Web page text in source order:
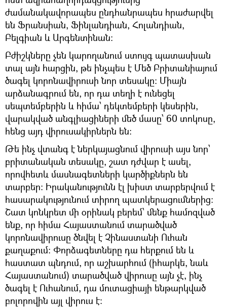
ժամանակավորապես ընդհանրապես հրաժարվել
են Ֆրանսիան, Ֆինլանդիան, Հոլանդիան,
Բելգիան և Արգենտինան։
Բժիշկները չեն կարողանում ստույգ պատասխան
տալ այն հարցին, թե ինչպես է Մեծ Բրիտանիայում
ծագել կորոնավիրուսի նոր տեսակը։ Միայն
արձանագրում են, որ դա տեղի է ունեցել
սեպտեմբերին և հիմա՝ դեկտեմբերի կեսերին,
վարակված անգլիացիների մեծ մասը՝ 60 տոկոսը,
հենց այդ վիրուսակիրներն են։
Թե ինչ վտանգ է ներկայացնում վիրուսի այս նոր՝
բրիտանական տեսակը, շատ դժվար է ասել,
որովհետև մասնագետների կարծիքներն են
տարբեր։ Իրականությունն էլ խիստ տարբերվում է
հասարակությունում տիրող պատկերացումներից։
Շատ կոնկրետ մի օրինակ բերեմ՝ մենք համոզված
ենք, որ հիմա Հայաստանում տարածված
կորոնավիրուսը ծնվել է Չինաստանի Ուհան
քաղաքում։ Փորձագետները դա հերքում են և
հաստատ պնդում, որ աշխարհում (իհարկե, նաև
Հայաստանում) տարածված վիրուսը այն չէ, ինչ
ծագել է Ուհանում, դա մուտացիայի ենթարկված
բոլորովին այլ վիրուս է։